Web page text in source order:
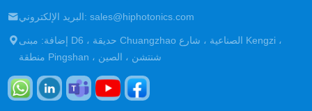
البريد الإلكتروني: sales@hiphotonics.com
إضافة: مبنى D6 ، حديقة Chuangzhao الصناعية ، شارع Kengzi ،
منطقة Pingshan ، شنتشن ، الصين